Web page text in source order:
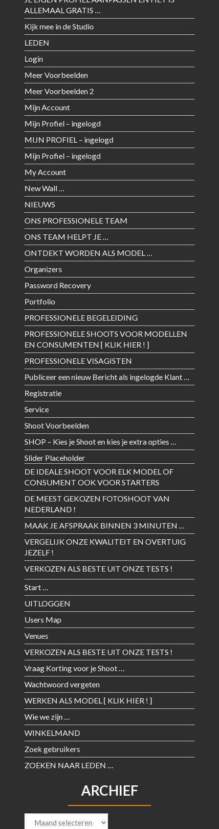
ALLEMAAL GRATIS …
Kijk mee in de Studio
LEDEN
Login
Meer Voorbeelden
Meer Voorbeelden 2
Mijn Account
Mijn Profiel – ingelogd
MIJN PROFIEL – ingelogd
Mijn Profiel – ingelogd
My Account
New Wall …
NIEUWS
ONS PROFESSIONELE TEAM
ONS TEAM HELPT JE …
ONTDEKT WORDEN ALS MODEL …
Organizers
Password Recovery
Portfolio
PROFESSIONELE BEGELEIDING
PROFESSIONELE SHOOTS VOOR MODELLEN
EN CONSUMENTEN [ KLIK HIER ! ]
PROFESSIONELE VISAGISTEN
Publiceer een nieuw Bericht als ingelogde Klant …
Registratie
Service
Shoot Voorbeelden
SHOP – Kies je Shoot en kies je extra opties …
Slider Placeholder
DE IDEALE SHOOT VOOR ELK MODEL OF
CONSUMENT OOK VOOR STARTERS
DE MEEST GEKOZEN FOTOSHOOT VAN
NEDERLAND !
MAAK JE AFSPRAAK BINNEN 3 MINUTEN …
VERGELIJK ONZE KWALITEIT EN OVERTUIG
JEZELF !
VERKOZEN ALS BESTE UIT ONZE TESTS !
Start …
UITLOGGEN
Users Map
Venues
VERKOZEN ALS BESTE UIT ONZE TESTS !
Vraag Korting voor je Shoot …
Wachtwoord vergeten
WERKEN ALS MODEL [ KLIK HIER ! ]
Wie we zijn …
WINKELMAND
Zoek gebruikers
ZOEKEN NAAR LEDEN …
ARCHIEF